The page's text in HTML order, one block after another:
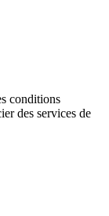
conditions
des services de